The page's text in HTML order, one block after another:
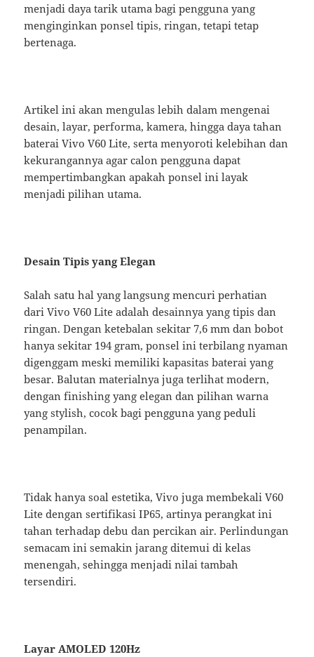
menjadi daya tarik utama bagi pengguna yang
menginginkan ponsel tipis, ringan, tetapi tetap
bertenaga.
Artikel ini akan mengulas lebih dalam mengenai
desain, layar, performa, kamera, hingga daya tahan
baterai Vivo V60 Lite, serta menyoroti kelebihan dan
kekurangannya agar calon pengguna dapat
mempertimbangkan apakah ponsel ini layak
menjadi pilihan utama.
Desain Tipis yang Elegan
Salah satu hal yang langsung mencuri perhatian
dari Vivo V60 Lite adalah desainnya yang tipis dan
ringan. Dengan ketebalan sekitar 7,6 mm dan bobot
hanya sekitar 194 gram, ponsel ini terbilang nyaman
digenggam meski memiliki kapasitas baterai yang
besar. Balutan materialnya juga terlihat modern,
dengan finishing yang elegan dan pilihan warna
yang stylish, cocok bagi pengguna yang peduli
penampilan.
Tidak hanya soal estetika, Vivo juga membekali V60
Lite dengan sertifikasi IP65, artinya perangkat ini
tahan terhadap debu dan percikan air. Perlindungan
semacam ini semakin jarang ditemui di kelas
menengah, sehingga menjadi nilai tambah
tersendiri.
Layar AMOLED 120Hz